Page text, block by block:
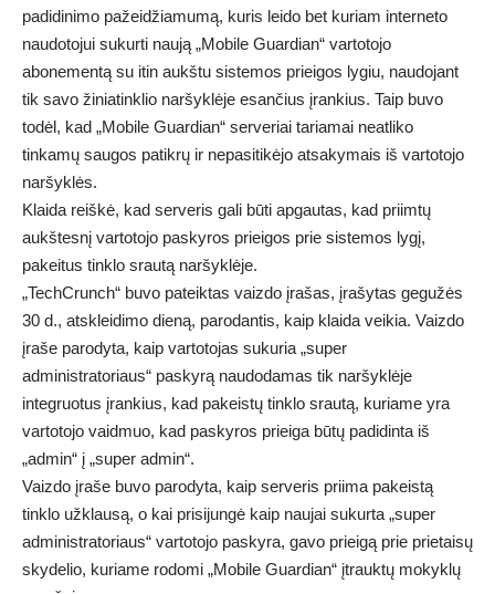
padidinimo pažeidžiamumą, kuris leido bet kuriam interneto
naudotojui sukurti naują „Mobile Guardian“ vartotojo
abonementą su itin aukštu sistemos prieigos lygiu, naudojant
tik savo žiniatinklio naršyklėje esančius įrankius. Taip buvo
todėl, kad „Mobile Guardian“ serveriai tariamai neatliko
tinkamų saugos patikrų ir nepasitikėjo atsakymais iš vartotojo
naršyklės.
Klaida reiškė, kad serveris gali būti apgautas, kad priimtų
aukštesnį vartotojo paskyros prieigos prie sistemos lygį,
pakeitus tinklo srautą naršyklėje.
„TechCrunch“ buvo pateiktas vaizdo įrašas, įrašytas gegužės
30 d., atskleidimo dieną, parodantis, kaip klaida veikia. Vaizdo
įraše parodyta, kaip vartotojas sukuria „super
administratoriaus“ paskyrą naudodamas tik naršyklėje
integruotus įrankius, kad pakeistų tinklo srautą, kuriame yra
vartotojo vaidmuo, kad paskyros prieiga būtų padidinta iš
„admin“ į „super admin“.
Vaizdo įraše buvo parodyta, kaip serveris priima pakeistą
tinklo užklausą, o kai prisijungė kaip naujai sukurta „super
administratoriaus“ vartotojo paskyra, gavo prieigą prie prietaisų
skydelio, kuriame rodomi „Mobile Guardian“ įtrauktų mokyklų